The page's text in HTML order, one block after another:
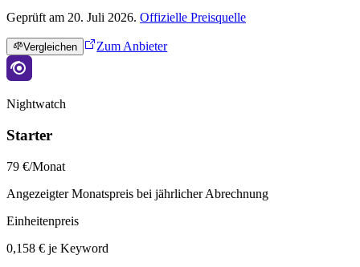
Geprüft am 20. Juli 2026. Offizielle Preisquelle
Vergleichen Zum Anbieter
Nightwatch
Starter
79 €/Monat
Angezeigter Monatspreis bei jährlicher Abrechnung
Einheitenpreis
0,158 € je Keyword